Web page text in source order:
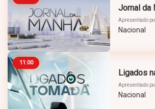
Jornal da
Apresentado
Nacional
11:00
Ligados
Apresentado
Nacional